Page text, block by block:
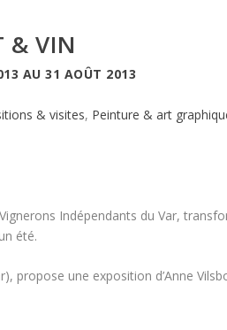
& VIN
AU31 AOÛT 2013
& visites, Peinture & art
Indépendants du Var,
été.
propose une exposition d’Anne